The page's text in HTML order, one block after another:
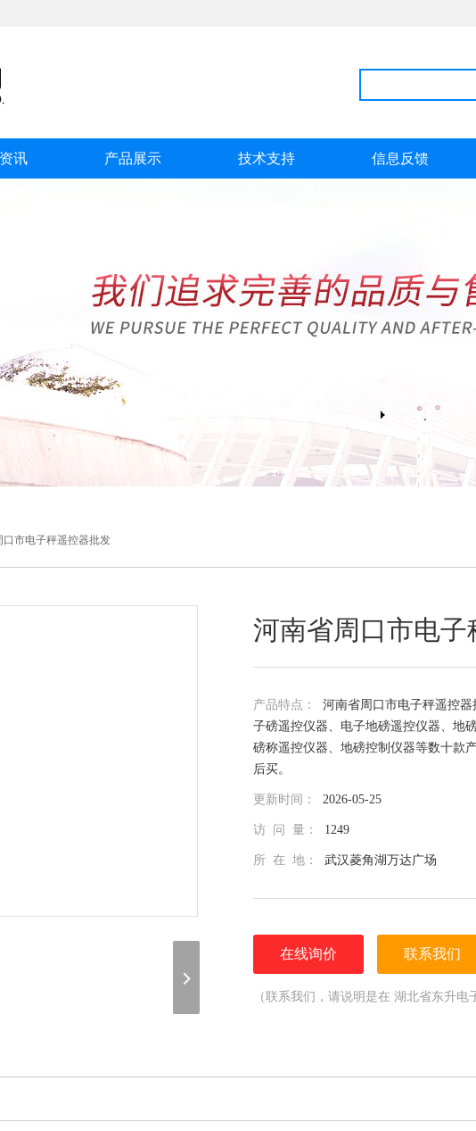
讯 产品展示 技术支持 信息反馈
市电子秤遥控器批发
河南省周口市电子
产品特点： 河南省周口市电子秤遥控
子磅遥控仪器、电子地磅遥控仪器、地
磅称遥控仪器、地磅控制仪器等数十款
后买。
更新时间： 2026-05-25
访 问 量： 1249
所 在 地： 武汉菱角湖万达广场
在线询价 联系我们
（联系我们，请说明是在 湖北省东升